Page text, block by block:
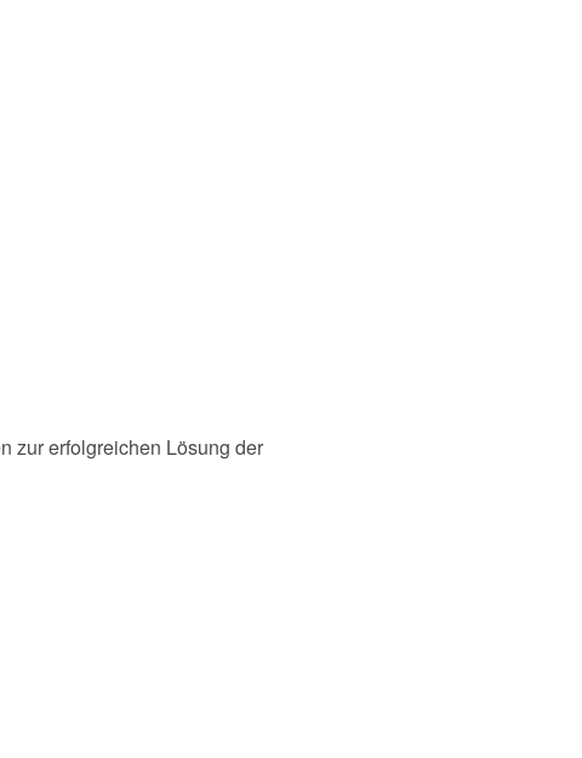
zur erfolgreichen Lösung der